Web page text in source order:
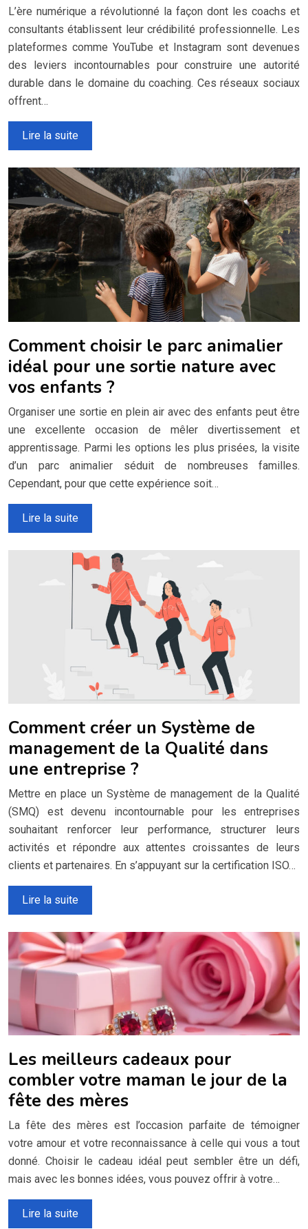
L’ère numérique a révolutionné la façon dont les coachs et
consultants établissent leur crédibilité professionnelle. Les
plateformes comme YouTube et Instagram sont devenues
des leviers incontournables pour construire une autorité
durable dans le domaine du coaching. Ces réseaux sociaux
offrent…
Lire la suite
Comment choisir le parc animalier
idéal pour une sortie nature avec
vos enfants ?
Organiser une sortie en plein air avec des enfants peut être
une excellente occasion de mêler divertissement et
apprentissage. Parmi les options les plus prisées, la visite
d’un parc animalier séduit de nombreuses familles.
Cependant, pour que cette expérience soit…
Lire la suite
Comment créer un Système de
management de la Qualité dans
une entreprise ?
Mettre en place un Système de management de la Qualité
(SMQ) est devenu incontournable pour les entreprises
souhaitant renforcer leur performance, structurer leurs
activités et répondre aux attentes croissantes de leurs
clients et partenaires. En s’appuyant sur la certification ISO…
Lire la suite
Les meilleurs cadeaux pour
combler votre maman le jour de la
fête des mères
La fête des mères est l’occasion parfaite de témoigner
votre amour et votre reconnaissance à celle qui vous a tout
donné. Choisir le cadeau idéal peut sembler être un défi,
mais avec les bonnes idées, vous pouvez offrir à votre…
Lire la suite